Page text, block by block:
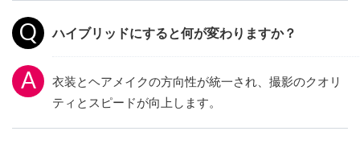
ハイブリッドにすると何が変わりますか？
衣装とヘアメイクの方向性が統一され、撮影のクオリ
ティとスピードが向上します。